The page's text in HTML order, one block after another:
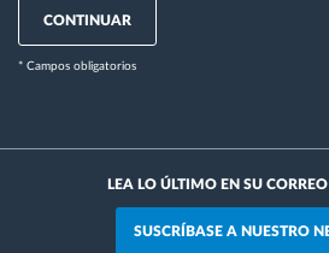
CONTINUAR
* Campos obligatorios
LEA LO ÚLTIMO EN SU
SUSCRÍBASE A NUESTRO